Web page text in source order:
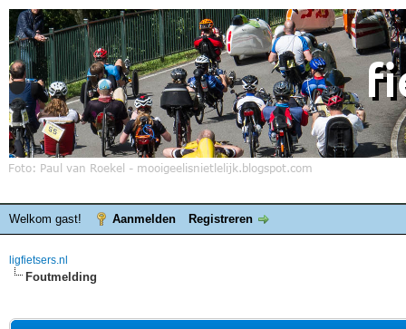
Welkom gast! Aanmelden Registreren
ligfietsers.nl
Foutmelding